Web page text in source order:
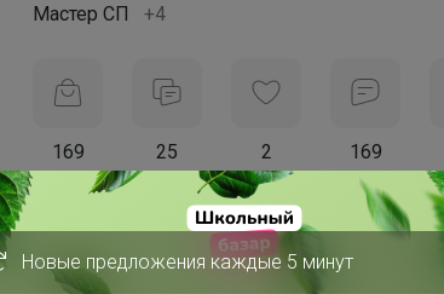
Мастер СП +4
169 25 2 169
На сайте 30 июля, 2026 15:14
День рождения 01 января
Красноярск
Новые предложения каждые 5 минут